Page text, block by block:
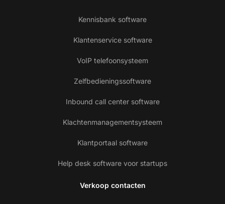
Kennisbank software
Klantenservice software
VoIP telefoonsysteem
Zelfbedieningssoftware
Inbound call center software
Klachtenmanagementsysteem
Klantportaal software
Help desk software voor startups
Verkoop contacten